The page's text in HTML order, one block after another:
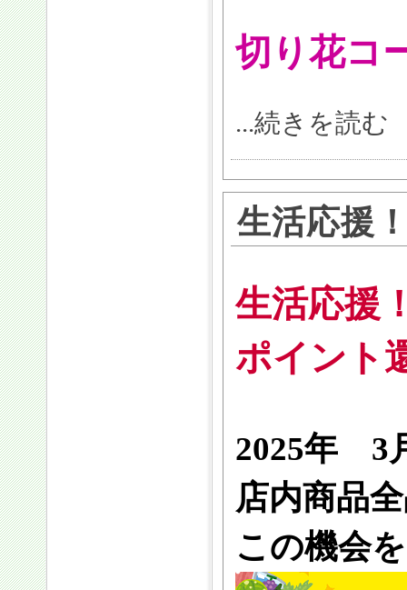
切り花コ
...続きを読む
生活応援
生活応援
ポイント
2025年 3
店内商品
この機会